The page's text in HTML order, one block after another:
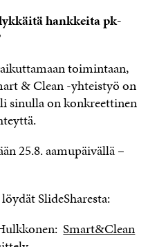
hankkeita pk-
toimintaan,
& Clean -yhteistyö on
sinulla on konkreettinen
25.8. aamupäivällä –
SlideSharesta:
Smart&Clean